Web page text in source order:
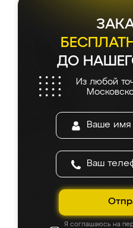
ДО
Из любой
Я соглашаюсь на